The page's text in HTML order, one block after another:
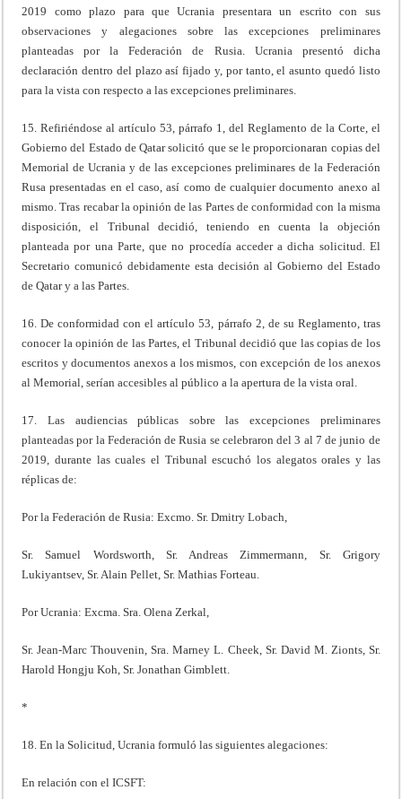
2019 como plazo para que Ucrania presentara un escrito con sus
observaciones y alegaciones sobre las excepciones preliminares
planteadas por la Federación de Rusia. Ucrania presentó dicha
declaración dentro del plazo así fijado y, por tanto, el asunto quedó listo
para la vista con respecto a las excepciones preliminares.
15. Refiriéndose al artículo 53, párrafo 1, del Reglamento de la Corte, el
Gobierno del Estado de Qatar solicitó que se le proporcionaran copias del
Memorial de Ucrania y de las excepciones preliminares de la Federación
Rusa presentadas en el caso, así como de cualquier documento anexo al
mismo. Tras recabar la opinión de las Partes de conformidad con la misma
disposición, el Tribunal decidió, teniendo en cuenta la objeción
planteada por una Parte, que no procedía acceder a dicha solicitud. El
Secretario comunicó debidamente esta decisión al Gobierno del Estado
de Qatar y a las Partes.
16. De conformidad con el artículo 53, párrafo 2, de su Reglamento, tras
conocer la opinión de las Partes, el Tribunal decidió que las copias de los
escritos y documentos anexos a los mismos, con excepción de los anexos
al Memorial, serían accesibles al público a la apertura de la vista oral.
17. Las audiencias públicas sobre las excepciones preliminares
planteadas por la Federación de Rusia se celebraron del 3 al 7 de junio de
2019, durante las cuales el Tribunal escuchó los alegatos orales y las
réplicas de:
Por la Federación de Rusia: Excmo. Sr. Dmitry Lobach,
Sr. Samuel Wordsworth, Sr. Andreas Zimmermann, Sr. Grigory
Lukiyantsev, Sr. Alain Pellet, Sr. Mathias Forteau.
Por Ucrania: Excma. Sra. Olena Zerkal,
Sr. Jean-Marc Thouvenin, Sra. Marney L. Cheek, Sr. David M. Zionts, Sr.
Harold Hongju Koh, Sr. Jonathan Gimblett.
*
18. En la Solicitud, Ucrania formuló las siguientes alegaciones:
En relación con el ICSFT: